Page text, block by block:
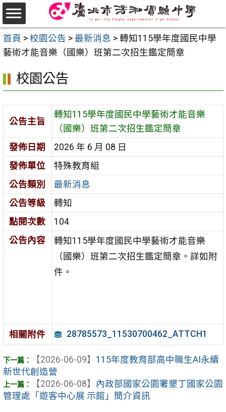
跳
至
主
要
區
首頁 > 校園公告 > 最新消息 > 轉知115學年度國民中學
藝術才能音樂（國樂）班第二次招生鑑定簡章
校園公告
公告主旨
轉知115學年度國民中學藝術才能音樂
（國樂）班第二次招生鑑定簡章
發佈日期
2026 年 6 月 08 日
發佈單位
特殊教育組
公告類別
最新消息
公告等級
轉知
點閱次數
104
公告內容
轉知115學年度國民中學藝術才能音樂
（國樂）班第二次招生鑑定簡章。詳如附
件。
相關附件 28785573_11530700462_ATTCH1
【2026-06-09】 115年度教育部高中職生AI永續
新世代創造營
【2026-06-08】
內政部國家公園署墾丁國家公園
管理處「遊客中心展 示館」簡介資訊
選
單